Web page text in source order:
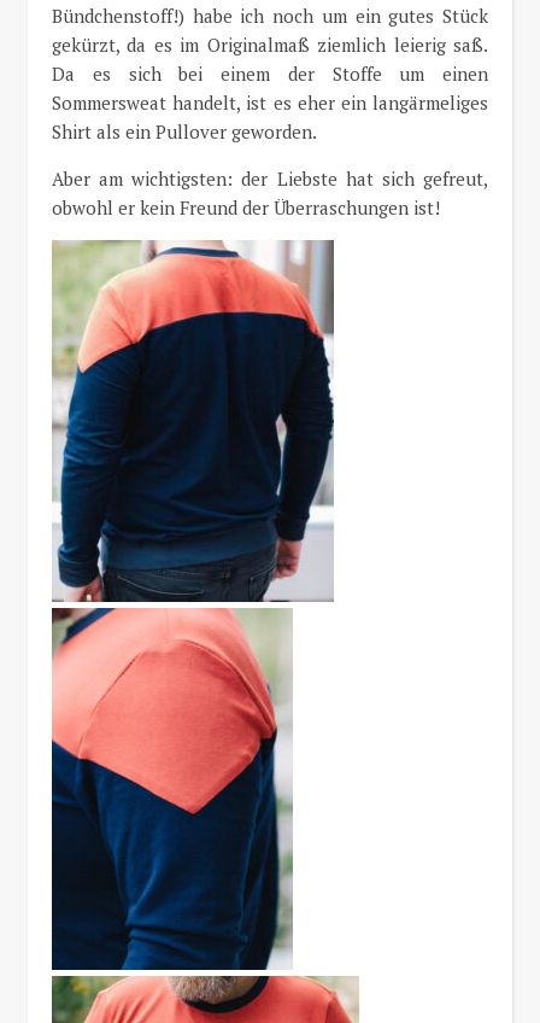
Bündchenstoff!) habe ich noch um ein gutes Stück
gekürzt, da es im Originalmaß ziemlich leierig saß.
Da es sich bei einem der Stoffe um einen
Sommersweat handelt, ist es eher ein langärmeliges
Shirt als ein Pullover geworden.
Aber am wichtigsten: der Liebste hat sich gefreut,
obwohl er kein Freund der Überraschungen ist!